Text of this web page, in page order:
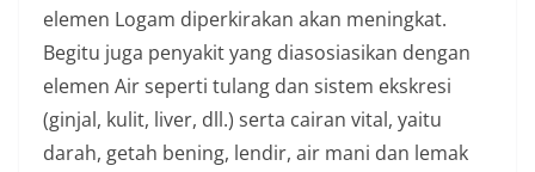
elemen Logam diperkirakan akan meningkat.
Begitu juga penyakit yang diasosiasikan dengan
elemen Air seperti tulang dan sistem ekskresi
(ginjal, kulit, liver, dll.) serta cairan vital, yaitu
darah, getah bening, lendir, air mani dan lemak